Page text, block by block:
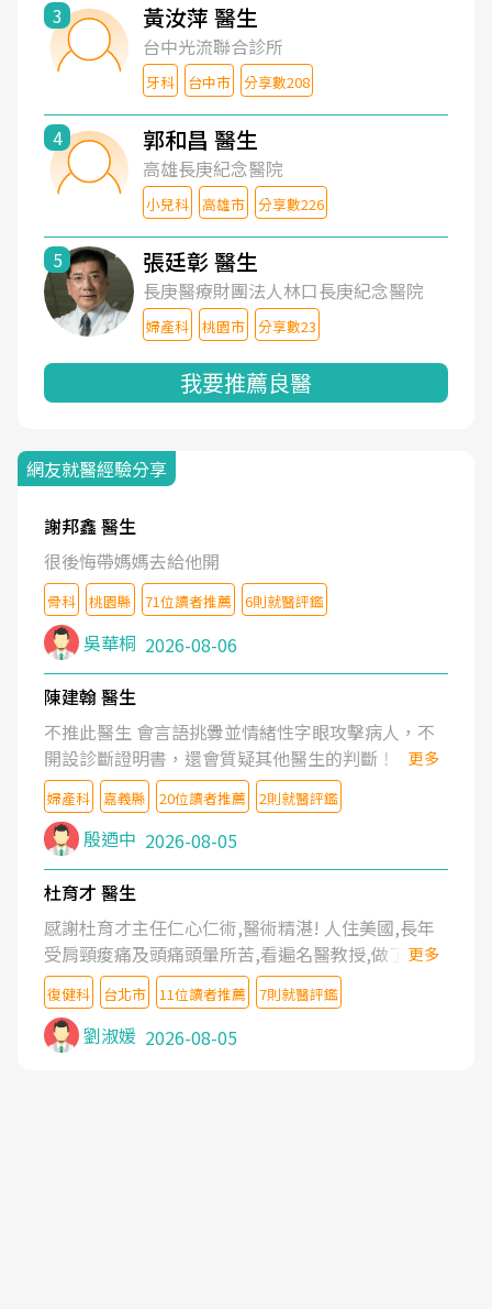
3 黃汝萍 醫生
台中光流聯合診所
牙科 台中市 分享數208
4 郭和昌 醫生
高雄長庚紀念醫院
小兒科 高雄市 分享數226
5 張廷彰 醫生
長庚醫療財團法人林口長庚紀念醫院
婦產科 桃園市 分享數23
我要推薦良醫
網友就醫經驗分享
謝邦鑫 醫生
很後悔帶媽媽去給他開
骨科 桃園縣 71位讀者推薦 6則就醫評鑑
吳華桐 2026-08-06
陳建翰 醫生
不推此醫生 會言語挑釁並情緒性字眼攻擊病人，不
開設診斷證明書，還會質疑其他醫生的判斷！
更多
婦產科 嘉義縣 20位讀者推薦 2則就醫評鑑
殷迺中 2026-08-05
杜育才 醫生
感謝杜育才主任仁心仁術,醫術精湛! 人住美國,長年
受肩頸痠痛及頭痛頭暈所苦,看遍名醫教授,做了各種
檢查,也嘗試過西醫打針,中醫針灸及物理徒手治療都
沒有用,後來連吃到嗎啡類止痛藥都效果有限,只是壓
症狀,沒多久就痛起來,多年失眠嚴重影響生活品質.
台灣親友介紹忠孝醫院杜育才主任是頸頭症候群專
更多
復健科 台北市 11位讀者推薦 7則就醫評鑑
劉淑媛 2026-08-05